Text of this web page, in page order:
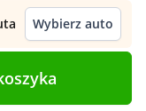
Wybierz auto